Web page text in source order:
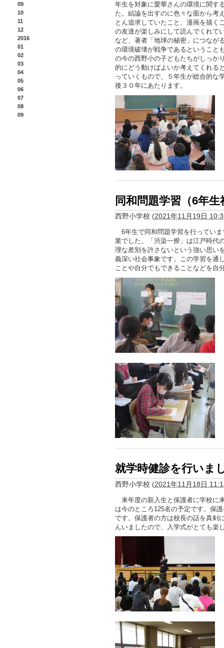
年生を対象に愛華さんの環境に関す
た。結論を出すのに色々な面から考
とん追求していたこと、漫画を描く
の友達が楽しみにして読んでくれて
など、著者「地球の秘密」につなが
の環境破壊が戦争であるということ
の今の西野小の子どもたちがしっか
的にどう動けばよいか考えてくれる
っていくもので、５年生が総合的な
後３０年にあたります。
同和問題学習（6年
西野小学校 (2021年11月19日
6年生で同和問題学習を行ってい
業でした。「渋染一揆」は江戸時代
理な差別を許さないという強い思い
義深い社会事象です。この学習を通
ことや自分でもできることなどを自
就学時健診を行いま
西野小学校 (2021年11月18日
来年度の新入生と保護者に学校に
は今のところ125名の予定です。保
です。保護者の方は校長の話を真剣
んいましたので、入学式がとても楽
09
10
11
12
2016
01
02
03
04
05
06
07
08
09